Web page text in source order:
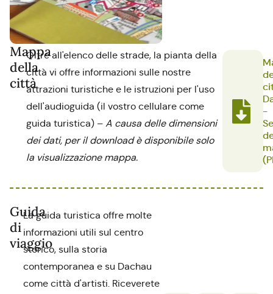
Mappa
della
città
Oltre all'elenco delle strade, la pianta della
città vi offre informazioni sulle nostre
attrazioni turistiche e le istruzioni per l'uso
dell'audioguida (il vostro cellulare come
guida turistica) –A causa delle dimensioni
dei dati, per il download è disponibile solo
la visualizzazione mappa.
-
Guida
di
viaggio
La guida turistica offre molte
informazioni utili sul centro
storico, sulla storia
contemporanea e su Dachau
come città d'artisti. Riceverete